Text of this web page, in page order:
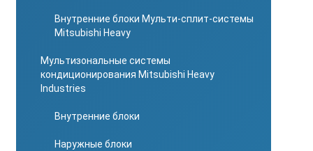
Внутренние блоки Мульти-сплит-системы
Mitsubishi Heavy
Мультизональные системы
кондиционирования Mitsubishi Heavy
Industries
Внутренние блоки
Наружные блоки